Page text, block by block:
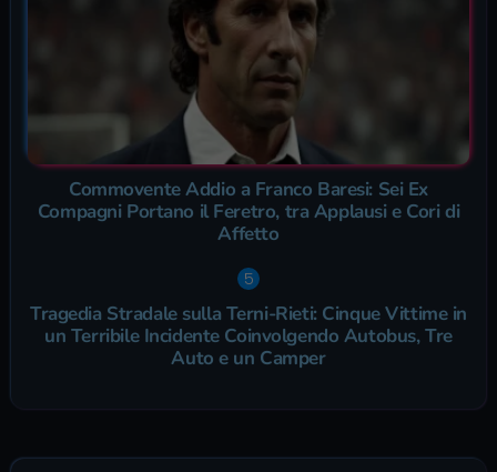
Commovente Addio a Franco Baresi: Sei Ex
Compagni Portano il Feretro, tra Applausi e Cori di
Affetto
Tragedia Stradale sulla Terni-Rieti: Cinque Vittime in
un Terribile Incidente Coinvolgendo Autobus, Tre
Auto e un Camper